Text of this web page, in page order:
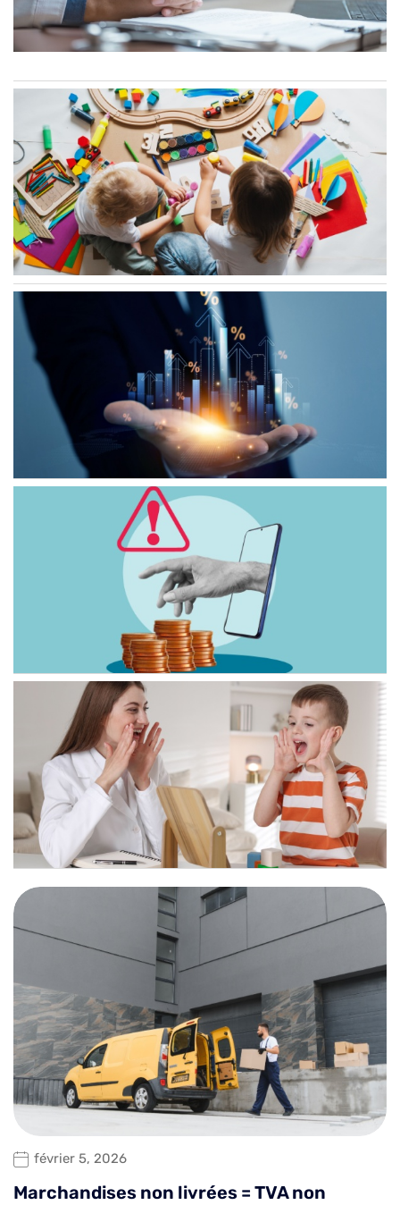
février 5, 2026
Marchandises non livrées = TVA non